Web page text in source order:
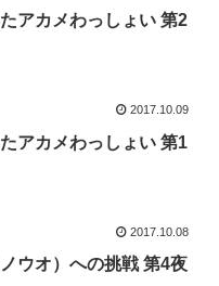
アカメわっしょい 第2
2017.10.09
アカメわっしょい 第1
2017.10.08
ウオ）への挑戦 第4夜